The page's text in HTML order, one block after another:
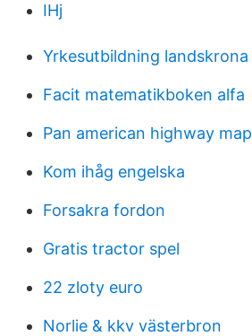
IHj
Yrkesutbildning landskrona
Facit matematikboken alfa
Pan american highway map
Kom ihåg engelska
Forsakra fordon
Gratis tractor spel
22 zloty euro
Norlie & kkv västerbron